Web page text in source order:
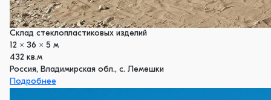
Склад стеклопластиковых изделий
12 x 36 x 5 м
432 кв.м
Россия, Владимирская обл., с. Лемешки
Подробнее